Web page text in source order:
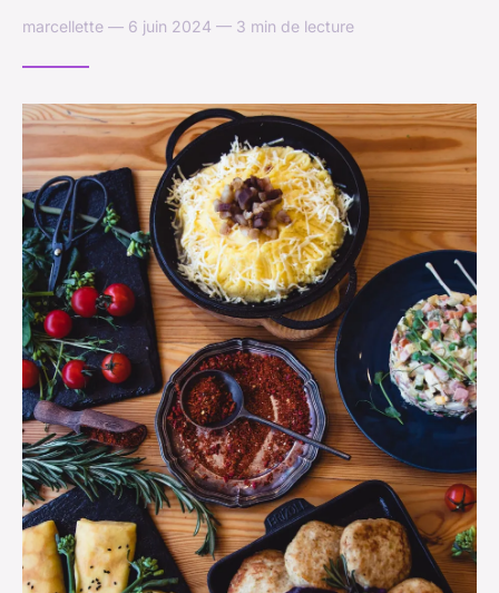
marcellette — 6 juin 2024 — 3 min de lecture